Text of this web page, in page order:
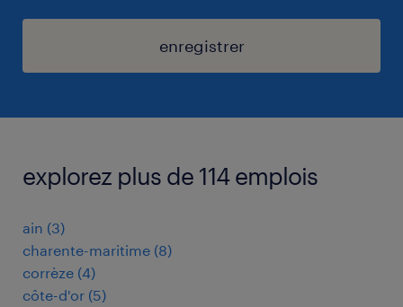
enregistrer
explorez plus de 114 emplois
ain (3)
charente-maritime (8)
corrèze (4)
côte-d'or (5)